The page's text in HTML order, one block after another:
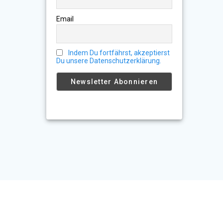
Email
Indem Du fortfährst, akzeptierst
Du unsere Datenschutzerklärung.